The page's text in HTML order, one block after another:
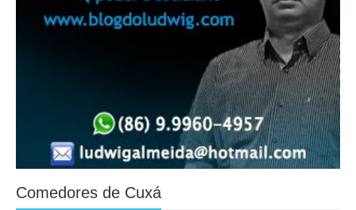
Comedores de Cuxá